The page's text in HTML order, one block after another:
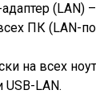
ПК (LAN-
на всех
USB-LAN.